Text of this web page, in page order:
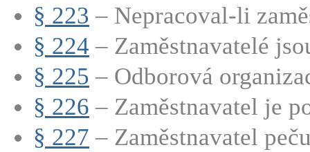
§ 223 – Nepracoval-li
§ 224 – Zaměstnavatelé
§ 225 – Odborová
§ 226 – Zaměstnavatel je
§ 227 – Zaměstnavatel